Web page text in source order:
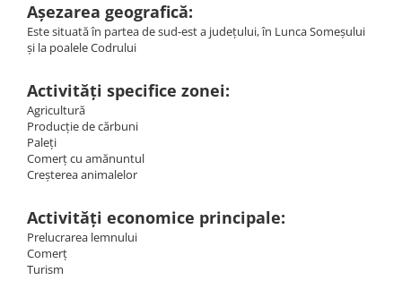
Așezarea geografică:
Este situată în partea de sud-est a judeţului, în Lunca Someşului
şi la poalele Codrului
Activități specifice zonei:
Agricultură
Producţie de cărbuni
Paleţi
Comerţ cu amănuntul
Creşterea animalelor
Activități economice principale:
Prelucrarea lemnului
Comerţ
Turism